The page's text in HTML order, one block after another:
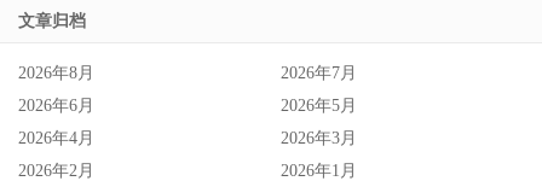
文章归档
2026年8月
2026年7月
2026年6月
2026年5月
2026年4月
2026年3月
2026年2月
2026年1月